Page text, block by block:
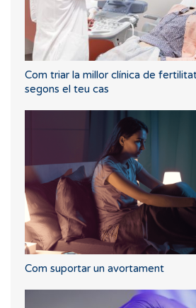
Com triar la millor clínica de
segons el teu cas
Com suportar un avortament